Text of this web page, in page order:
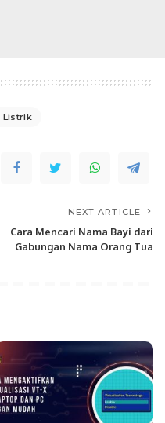
Listrik
NEXT ARTICLE
Cara Mencari Nama Bayi dari
Gabungan Nama Orang Tua